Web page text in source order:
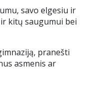
savo elgesiu ir
kitų saugumui bei
pranešti
asmenis ar